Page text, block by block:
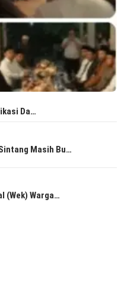
Da…
Masih Bu…
(Wek) Warga…